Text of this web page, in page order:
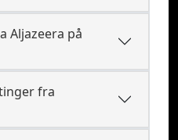
Aljazeera på
fra